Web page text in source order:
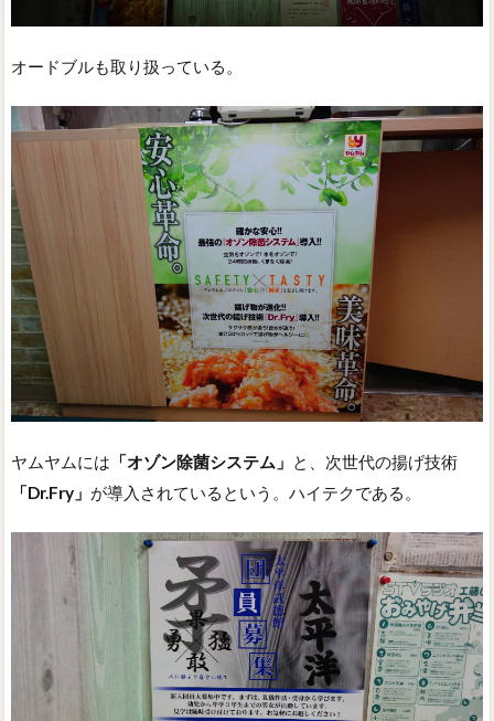
オードブルも取り扱っている。
ヤムヤムには 「オゾン除菌システム」 と、次世代の揚げ技術
「Dr.Fry」 が導入されているという。ハイテクである。